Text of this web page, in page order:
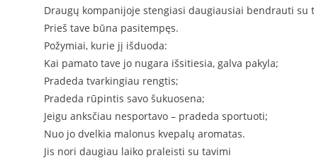
Draugų kompanijoje stengiasi daugiausiai bendrauti su
Prieš tave būna pasitempęs.
Požymiai, kurie jį išduoda:
Kai pamato tave jo nugara išsitiesia, galva pakyla;
Pradeda tvarkingiau rengtis;
Pradeda rūpintis savo šukuosena;
Jeigu anksčiau nesportavo – pradeda sportuoti;
Nuo jo dvelkia malonus kvepalų aromatas.
Jis nori daugiau laiko praleisti su tavimi